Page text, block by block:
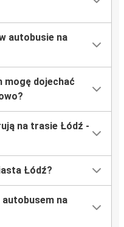
autobusie na
mogę dojechać
na trasie Łódź -
Łódź?
na